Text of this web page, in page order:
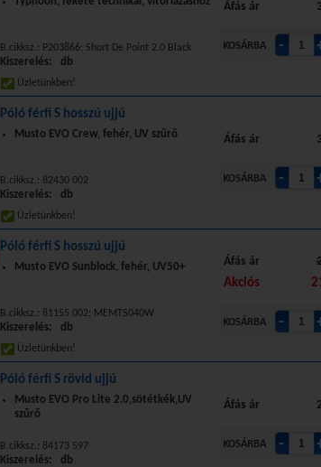
Áfás ár
B.cikksz.: P203866; Short De Point 2.0 Black
Kiszerelés: db
Üzletünkben!
Póló férfi S hosszú ujjú
Áfás ár
Musto EVO Crew, fehér, UV szűrő
B.cikksz.: 82430 002
Kiszerelés: db
Üzletünkben!
Póló férfi S hosszú ujjú
Áfás ár
Akciós
Musto EVO Sunblock, fehér, UV50+
B.cikksz.: 81155 002; MEMTS040W
Kiszerelés: db
Üzletünkben!
Póló férfi S rövid ujjú
Áfás ár
Musto EVO Pro Lite 2.0,sötétkék,UV
szűrő
B.cikksz.: 84173 597
Kiszerelés: db